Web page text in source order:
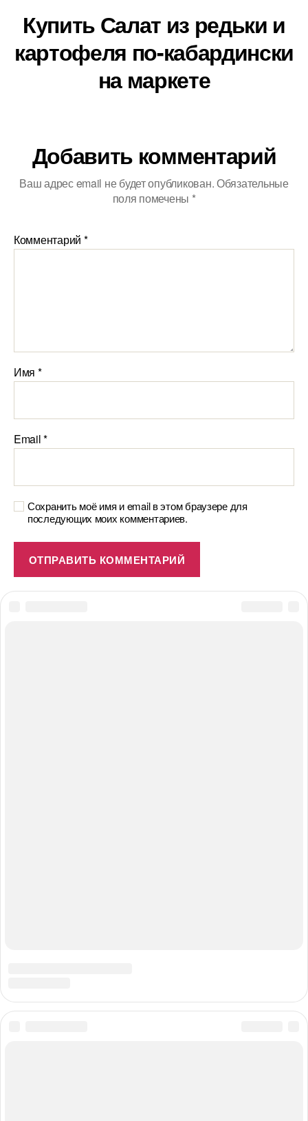
Купить Салат из редьки и
картофеля по-кабардински
на маркете
Добавить комментарий
Ваш адрес email не будет опубликован.Обязательные
поля помечены *
Комментарий *
Имя *
Email*
Сохранить моё имя и email в этом браузере для
последующих моих комментариев.